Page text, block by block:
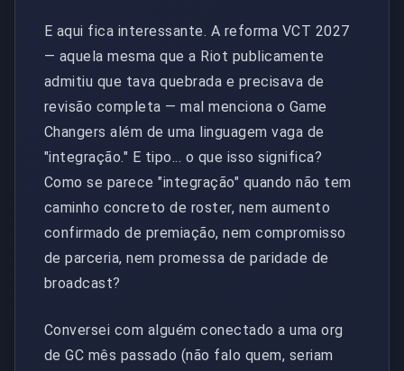
E aqui fica interessante. A reforma VCT 2027
— aquela mesma que a Riot publicamente
admitiu que tava quebrada e precisava de
revisão completa — mal menciona o Game
Changers além de uma linguagem vaga de
"integração." E tipo... o que isso significa?
Como se parece "integração" quando não tem
caminho concreto de roster, nem aumento
confirmado de premiação, nem compromisso
de parceria, nem promessa de paridade de
broadcast?
Conversei com alguém conectado a uma org
de GC mês passado (não falo quem, seriam